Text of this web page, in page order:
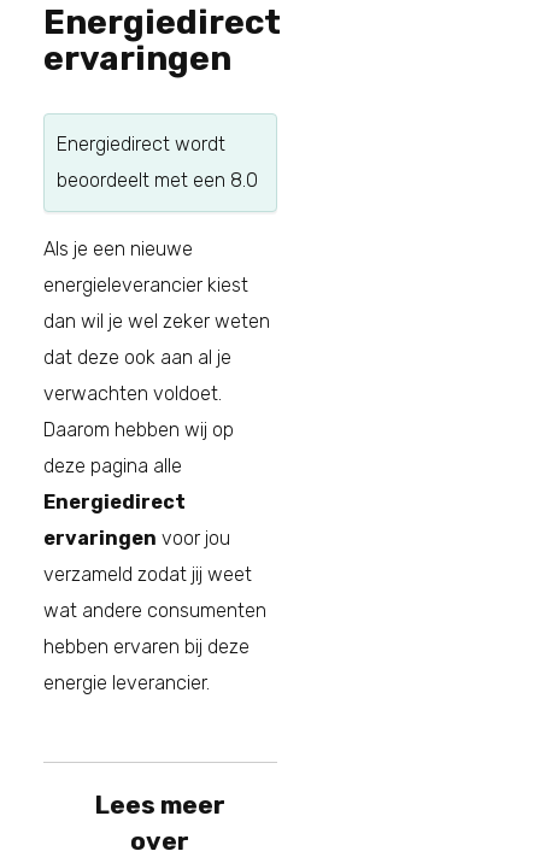
Energiedirect
ervaringen
Energiedirect wordt
beoordeelt met een 8.0
Als je een nieuwe
energieleverancier kiest
dan wil je wel zeker weten
dat deze ook aan al je
verwachten voldoet.
Daarom hebben wij op
deze pagina alle
Energiedirect
ervaringen voor jou
verzameld zodat jij weet
wat andere consumenten
hebben ervaren bij deze
energie leverancier.
Lees meer
over